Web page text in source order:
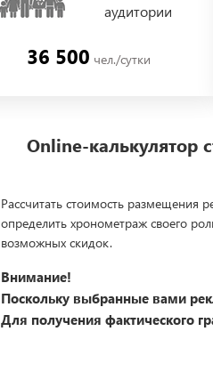
аудитории
36 500 чел./сутки
Online-калькулятор
Рассчитать стоимость размещения
определить хронометраж своего
возможных скидок.
Внимание!
Поскольку выбранные вами
Для получения фактического